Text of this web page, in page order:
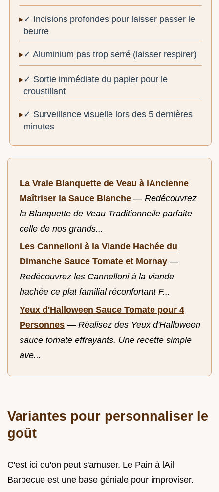
✓ Incisions profondes pour laisser passer le
beurre
✓ Aluminium pas trop serré (laisser respirer)
✓ Sortie immédiate du papier pour le
croustillant
✓ Surveillance visuelle lors des 5 dernières
minutes
La Vraie Blanquette de Veau à lAncienne
Maîtriser la Sauce Blanche — Redécouvrez
la Blanquette de Veau Traditionnelle parfaite
celle de nos grands...
Les Cannelloni à la Viande Hachée du
Dimanche Sauce Tomate et Mornay —
Redécouvrez les Cannelloni à la viande
hachée ce plat familial réconfortant F...
Yeux d'Halloween Sauce Tomate pour 4
Personnes — Réalisez des Yeux d'Halloween
sauce tomate effrayants. Une recette simple
ave...
Variantes pour personnaliser le
goût
C'est ici qu'on peut s'amuser. Le Pain à lAil
Barbecue est une base géniale pour improviser.